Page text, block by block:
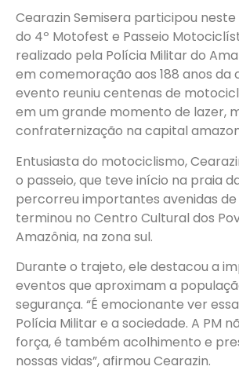
Cearazin Semisera participou
do 4º Motofest e Passeio
realizado pela Polícia Militar do
em comemoração aos 188 anos da
evento reuniu centenas de
em um grande momento de lazer,
confraternização na capital
Entusiasta do motociclismo,
o passeio, que teve início na praia
percorreu importantes avenidas de
terminou no Centro Cultural dos
Amazônia, na zona sul.
Durante o trajeto, ele destacou a
eventos que aproximam a
segurança. “É emocionante ver
Polícia Militar e a sociedade. A PM
força, é também acolhimento e
nossas vidas”, afirmou Cearazin.